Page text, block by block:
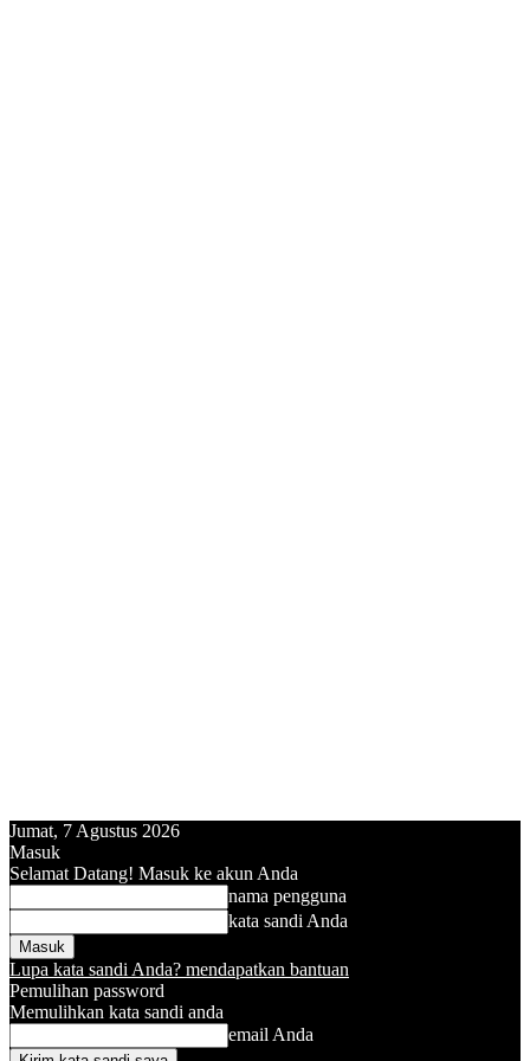
Jumat, 7 Agustus 2026
Masuk
Selamat Datang! Masuk ke akun Anda
nama pengguna
kata sandi Anda
Lupa kata sandi Anda? mendapatkan bantuan
Pemulihan password
Memulihkan kata sandi anda
email Anda